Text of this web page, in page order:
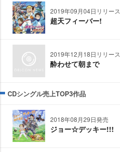
2019年09月04日リリース
超天フィーバー!
2019年12月18日リリース
酔わせて朝まで
CDシングル売上TOP3作品
2018年08月29日発売
ジョー☆デッキー!!!